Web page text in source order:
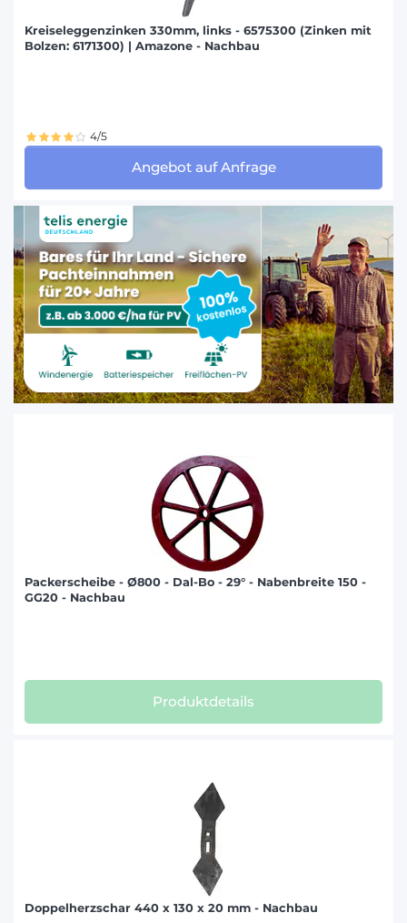
Kreiseleggenzinken 330mm, links - 6575300 (Zinken mit
Bolzen: 6171300) | Amazone - Nachbau
4/5
Angebot auf Anfrage
Packerscheibe - Ø800 - Dal-Bo - 29° - Nabenbreite 150 -
GG20 - Nachbau
Produktdetails
Doppelherzschar 440 x 130 x 20 mm - Nachbau